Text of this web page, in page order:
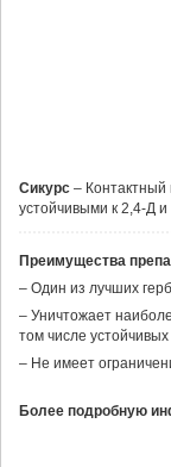
Сикурс – Контактный
устойчивыми к 2,4-Д
Преимущества
– Один из лучших
– Уничтожает
том числе
– Не имеет
Более подробную